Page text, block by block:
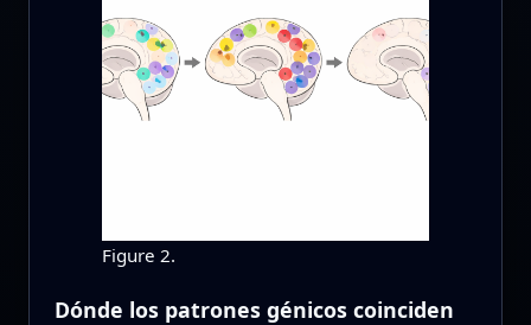
Figure 2.
Dónde los patrones génicos coinciden